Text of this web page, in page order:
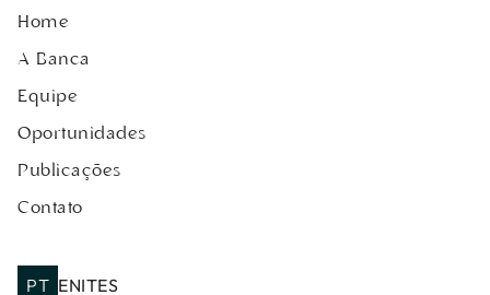
Home
A Banca
Equipe
Oportunidades
Publicações
Contato
ENIT
PT ES